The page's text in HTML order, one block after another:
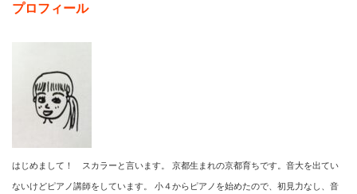
プロフィール
はじめまして！ スカラーと言います。 京都生まれの京都育ちです。音大を出てい
ないけどピアノ講師をしています。 小４からピアノを始めたので、初見力なし、音